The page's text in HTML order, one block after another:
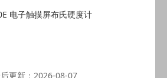
电子触摸屏布氏硬度计
更新： 2026-08-07